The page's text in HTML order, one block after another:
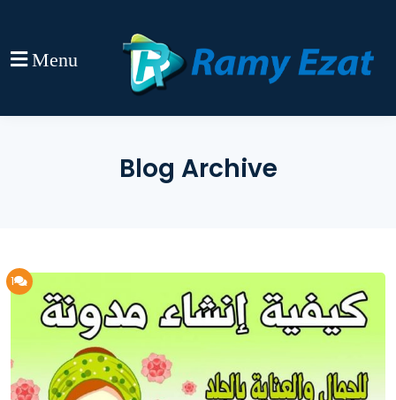
Menu
Blog Archive
1